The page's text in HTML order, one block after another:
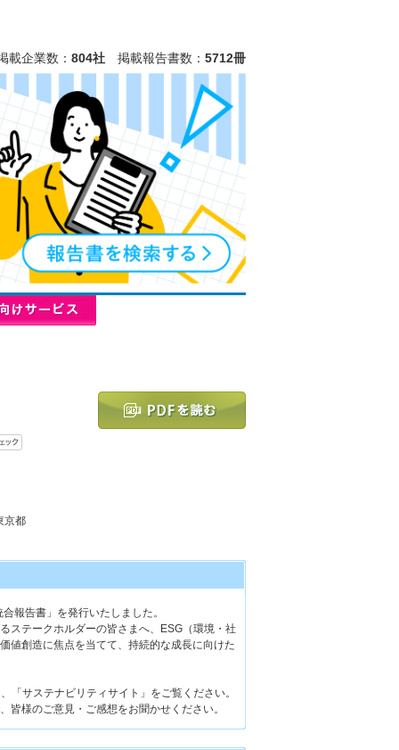
載企業数： 804社 掲載報告書数： 5712冊
京都
報告書」を発行いたしました。
ステークホルダーの皆さまへ、ESG（環境・社
値創造に焦点を当てて、持続的な成長に向けた
「サステナビリティサイト」をご覧ください。
皆様のご意見・ご感想をお聞かせください。